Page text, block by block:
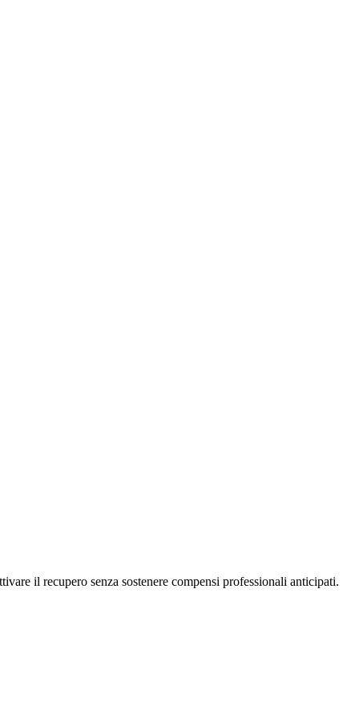
il recupero senza sostenere compensi professionali anticipati.